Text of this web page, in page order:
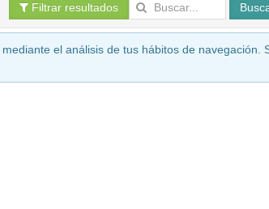
Filtrar resultados
el análisis de tus hábitos de navegación.